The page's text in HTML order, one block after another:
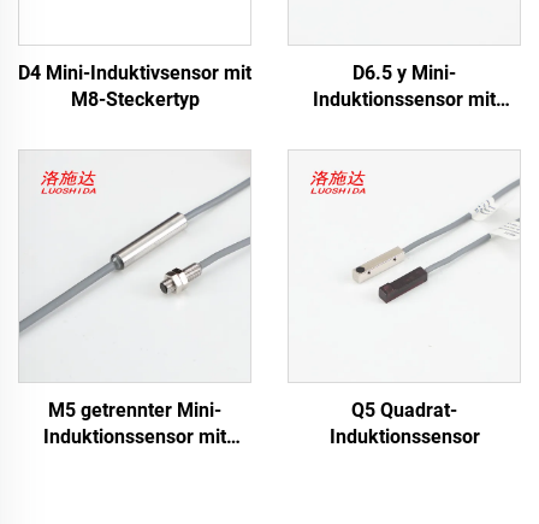
D4 Mini-Induktivsensor mit
M8-Steckertyp
D6.5 y Mini-
Induktionssensor mit
M5 getrennter Mini-
Induktionssensor mit
Q5 Quadrat-
Induktionssensor